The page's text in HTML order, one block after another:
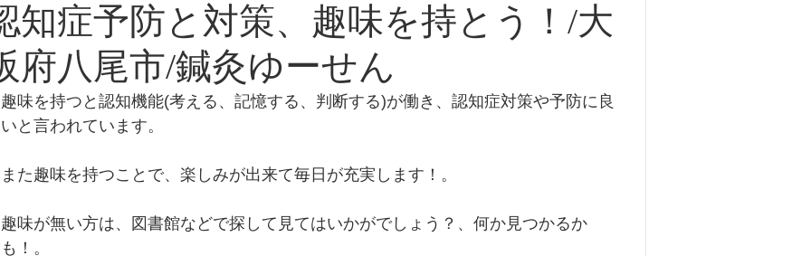
血圧の症状 頭部の症状 頭痛 夜間尿
睡眠障害、不眠症
知症予防と対策、趣味を持とう！/大
府八尾市/鍼灸ゆーせん
趣味を持つと認知機能(考える、記憶する、判断する)が働き、認知症対策や予防に良
いと言われています。
また趣味を持つことで、楽しみが出来て毎日が充実します！。
趣味が無い方は、図書館などで探して見てはいかがでしょう？、何か見つかるか
も！。